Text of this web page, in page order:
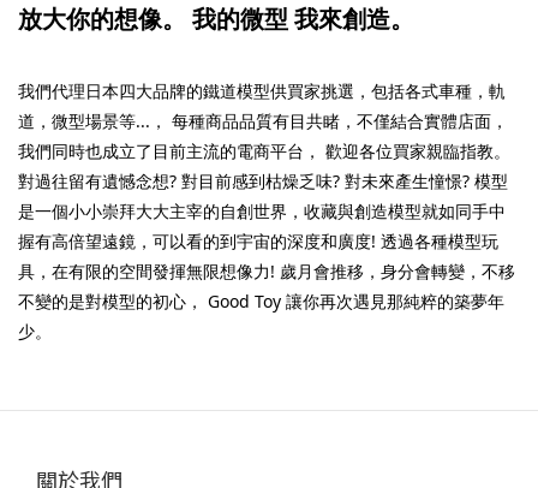
放大你的想像。 我的微型 我來創造。
我們代理日本四大品牌的鐵道模型供買家挑選，包括各式車種，軌
道，微型場景等...， 每種商品品質有目共睹，不僅結合實體店面，
我們同時也成立了目前主流的電商平台， 歡迎各位買家親臨指教。
對過往留有遺憾念想? 對目前感到枯燥乏味? 對未來產生憧憬? 模型
是一個小小崇拜大大主宰的自創世界，收藏與創造模型就如同手中
握有高倍望遠鏡，可以看的到宇宙的深度和廣度! 透過各種模型玩
具，在有限的空間發揮無限想像力! 歲月會推移，身分會轉變，不移
不變的是對模型的初心， Good Toy 讓你再次遇見那純粹的築夢年
少。
關於我們